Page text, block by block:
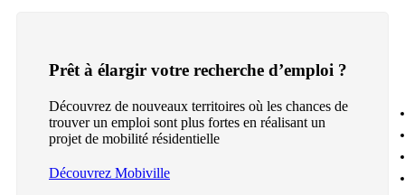
Prêt à élargir votre recherche d’emploi ?
Découvrez de nouveaux territoires où les chances de
trouver un emploi sont plus fortes en réalisant un
projet de mobilité résidentielle
Découvrez Mobiville